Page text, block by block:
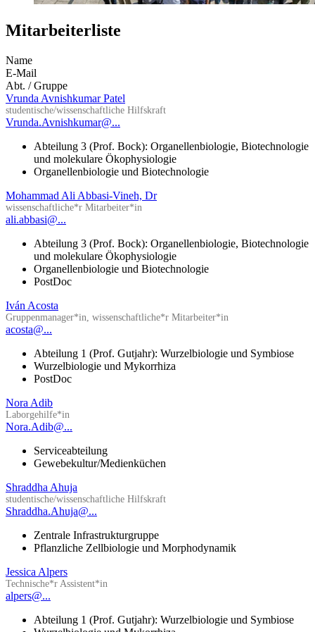
Mitarbeiterliste
Name
E-Mail
Abt. / Gruppe
Vrunda Avnishkumar Patel
studentische/wissenschaftliche Hilfskraft
Vrunda.Avnishkumar@...
Abteilung 3 (Prof. Bock): Organellenbiologie, Biotechnologie
und molekulare Ökophysiologie
Organellenbiologie und Biotechnologie
Mohammad Ali Abbasi-Vineh, Dr
wissenschaftliche*r Mitarbeiter*in
ali.abbasi@...
Abteilung 3 (Prof. Bock): Organellenbiologie, Biotechnologie
und molekulare Ökophysiologie
Organellenbiologie und Biotechnologie
PostDoc
Iván Acosta
Gruppenmanager*in, wissenschaftliche*r Mitarbeiter*in
acosta@...
Abteilung 1 (Prof. Gutjahr): Wurzelbiologie und Symbiose
Wurzelbiologie und Mykorrhiza
PostDoc
Nora Adib
Laborgehilfe*in
Nora.Adib@...
Serviceabteilung
Gewebekultur/Medienküchen
Shraddha Ahuja
studentische/wissenschaftliche Hilfskraft
Shraddha.Ahuja@...
Zentrale Infrastrukturgruppe
Pflanzliche Zellbiologie und Morphodynamik
Jessica Alpers
Technische*r Assistent*in
alpers@...
Abteilung 1 (Prof. Gutjahr): Wurzelbiologie und Symbiose